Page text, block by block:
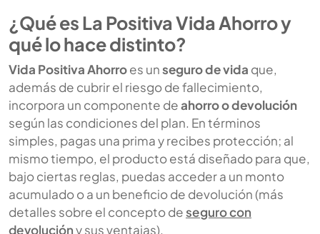
¿Qué es La Positiva Vida Ahorro y
qué lo hace distinto?
Vida Positiva Ahorroes unseguro de vida que,
además de cubrir el riesgo de fallecimiento,
incorpora un componente deahorro o devolución
según las condiciones del plan. En términos
simples, pagas una prima y recibes protección; al
mismo tiempo, el producto está diseñado para que,
bajo ciertas reglas, puedas acceder a un monto
acumulado o a un beneficio de devolución (más
detalles sobre el concepto deseguro con
devolucióny sus ventajas).